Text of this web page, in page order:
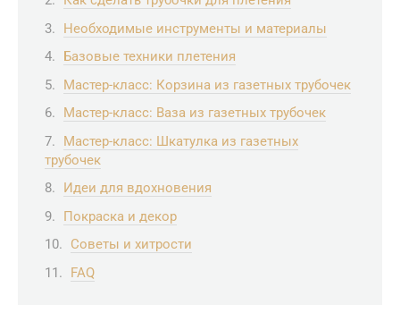
Необходимые инструменты и материалы
Базовые техники плетения
Мастер-класс: Корзина из газетных трубочек
Мастер-класс: Ваза из газетных трубочек
Мастер-класс: Шкатулка из газетных
трубочек
Идеи для вдохновения
Покраска и декор
Советы и хитрости
FAQ